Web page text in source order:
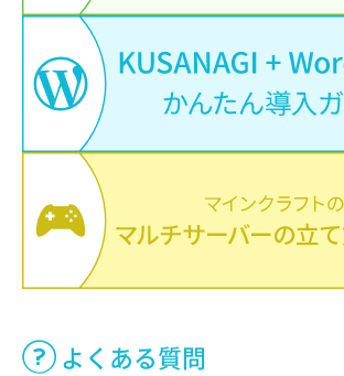
よくある質問